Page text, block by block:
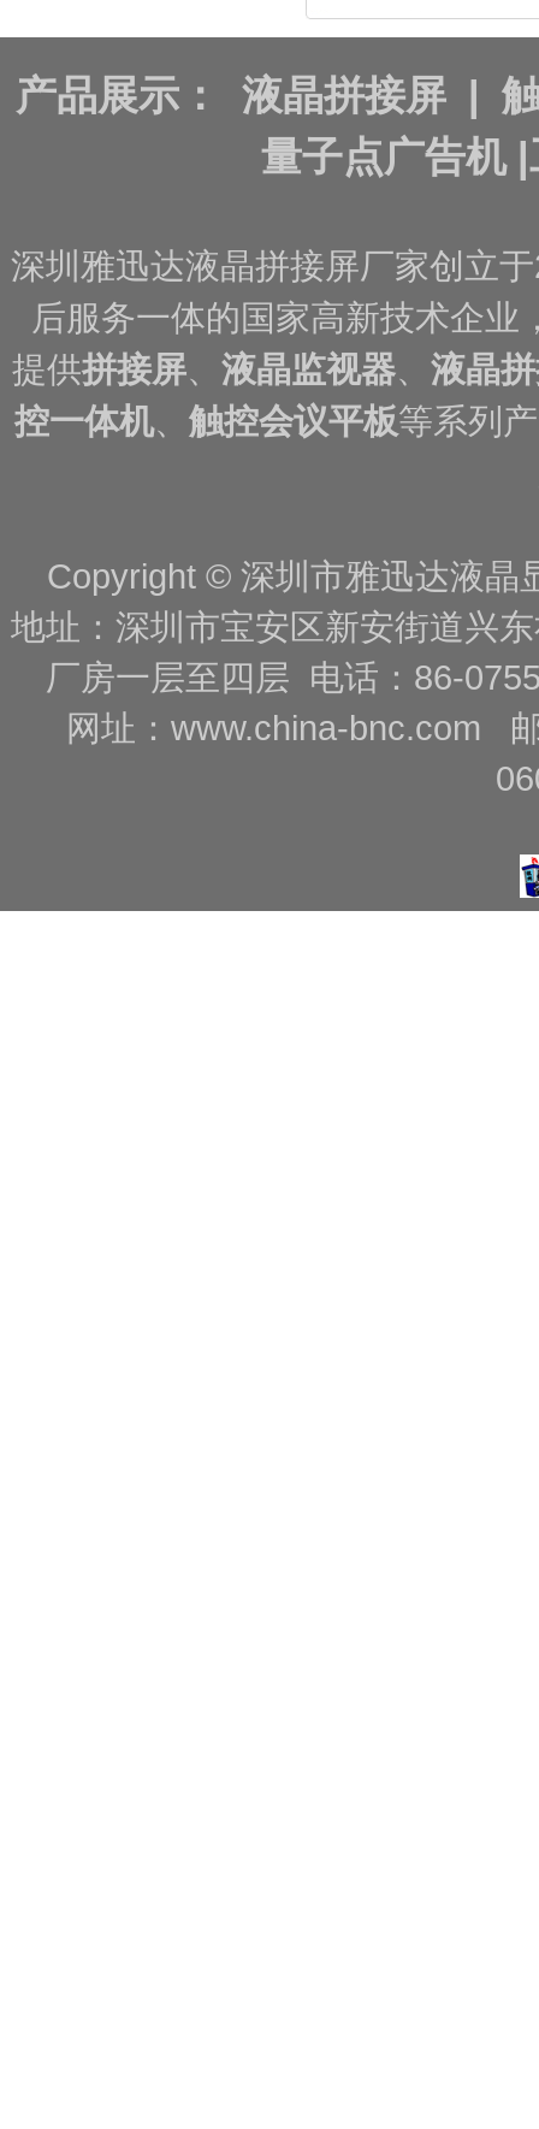
产品展示： 液晶拼接屏 |
量子点广告机|
深圳雅迅达液晶拼接屏厂家创立
后服务一体的国家高新技术企
提供拼接屏、 液晶监视器、 液晶
控一体机、 触控会议平板等系列
Copyright © 深圳市雅迅达液
地址：深圳市宝安区新安街道兴
厂房一层至四层 电话：86-
网址： www.china-bnc.com